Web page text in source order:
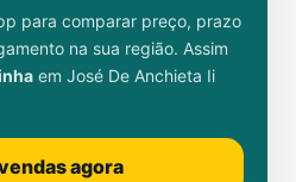
para comparar preço, prazo
na sua região. Assim
em José De Anchieta Ii
agora